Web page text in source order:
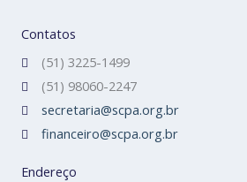
Contatos
(51) 3225-1499
(51) 98060-2247
secretaria@scpa.org.br
financeiro@scpa.org.br
Endereço